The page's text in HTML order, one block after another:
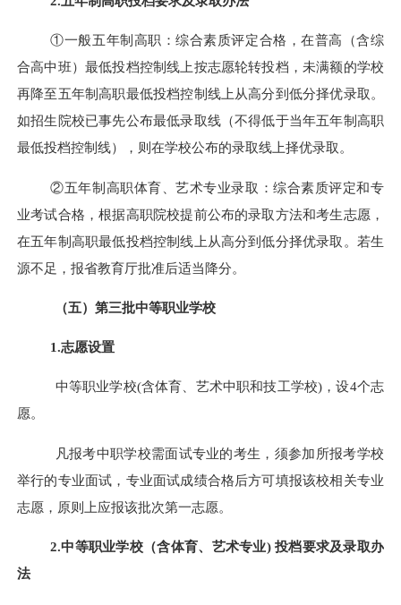
①一般五年制高职：综合素质评定合格，在普高（含综
合高中班）最低投档控制线上按志愿轮转投档，未满额的学校
再降至五年制高职最低投档控制线上从高分到低分择优录取。
如招生院校已事先公布最低录取线（不得低于当年五年制高职
最低投档控制线），则在学校公布的录取线上择优录取。
②五年制高职体育、艺术专业录取：综合素质评定和专
业考试合格，根据高职院校提前公布的录取方法和考生志愿，
在五年制高职最低投档控制线上从高分到低分择优录取。若生
源不足，报省教育厅批准后适当降分。
（五）第三批中等职业学校
1.志愿设置
中等职业学校(含体育、艺术中职和技工学校)，设4个志
愿。
凡报考中职学校需面试专业的考生，须参加所报考学校
举行的专业面试，专业面试成绩合格后方可填报该校相关专业
志愿，原则上应报该批次第一志愿。
2.中等职业学校 （含体育、艺术专业) 投档要求及录取办
法